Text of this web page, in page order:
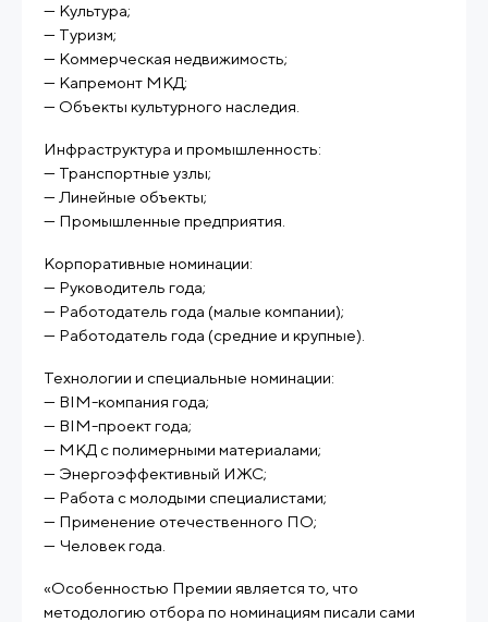
— Культура;
— Туризм;
— Коммерческая недвижимость;
— Капремонт МКД;
— Объекты культурного наследия.
Инфраструктура и промышленность:
— Транспортные узлы;
— Линейные объекты;
— Промышленные предприятия.
Корпоративные номинации:
— Руководитель года;
— Работодатель года (малые компании);
— Работодатель года (средние и крупные).
Технологии и специальные номинации:
— BIM-компания года;
— BIM-проект года;
— МКД с полимерными материалами;
— Энергоэффективный ИЖС;
— Работа с молодыми специалистами;
— Применение отечественного ПО;
— Человек года.
«Особенностью Премии является то, что
методологию отбора по номинациям писали сами